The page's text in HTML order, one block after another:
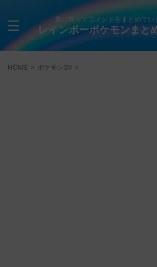
量に拘ってコメントをまとめてい
レインボーポケモンまと
HOME > ポケモンSV >